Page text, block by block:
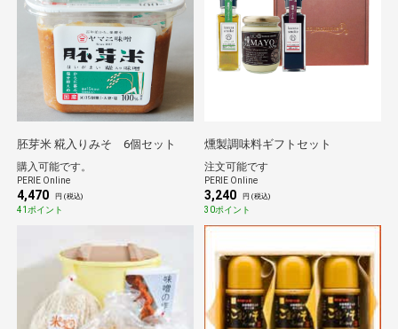
胚芽米 糀入りみそ 6個セット
購入可能です。
PERIE Online
4,470 円 (税込)
41ポイント
燻製調味料ギフトセット
注文可能です
PERIE Online
3,240 円 (税込)
30ポイント